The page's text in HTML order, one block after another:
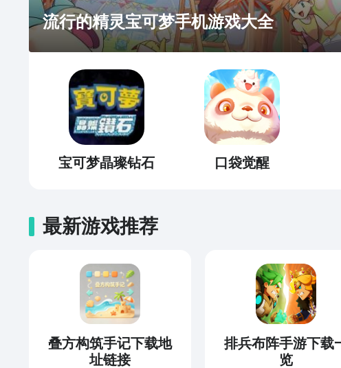
https://www.yinxiang.com/legal/
https://www.yinxiang.com/legal/tos.php 【联系我们】 微信公众
号客服通道 @印象笔记 微信服务号@
高效指南 微信视频号@印象笔记 Bilibili
流行的精灵宝可梦手机游戏大全
宝可梦晶璨钻石 口袋觉醒
最新游戏推荐
叠方构筑手记下载地
址链接
排兵布阵手游下载
览